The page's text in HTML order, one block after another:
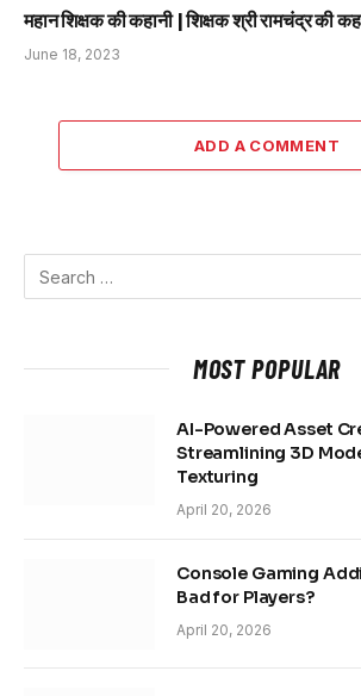
महान शिक्षक की कहानी | शिक्षक श्री रामचंद्र की
June 18, 2023
ADD A COMMENT
MOST POPULAR
AI-Powered Asset
Streamlining 3D
Texturing
April 20, 2026
Console Gaming
Bad for Players?
April 20, 2026